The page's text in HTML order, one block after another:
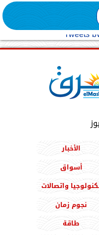
Tweets
الأخبار
أسواق
واتصالات
نجوم زمان
طاقة